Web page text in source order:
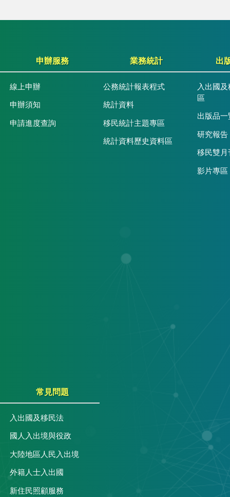
申辦服務
線上申辦
申辦須知
申請進度查詢
業務統計
公務統計報表程式
統計資料
移民統計主題專區
統計資料歷史資料區
出
入出國
區
出版品一
研究報告
移民雙月
影片專區
常見問題
入出國及移民法
國人入出境與役政
大陸地區人民入出境
外籍人士入出國
新住民照顧服務